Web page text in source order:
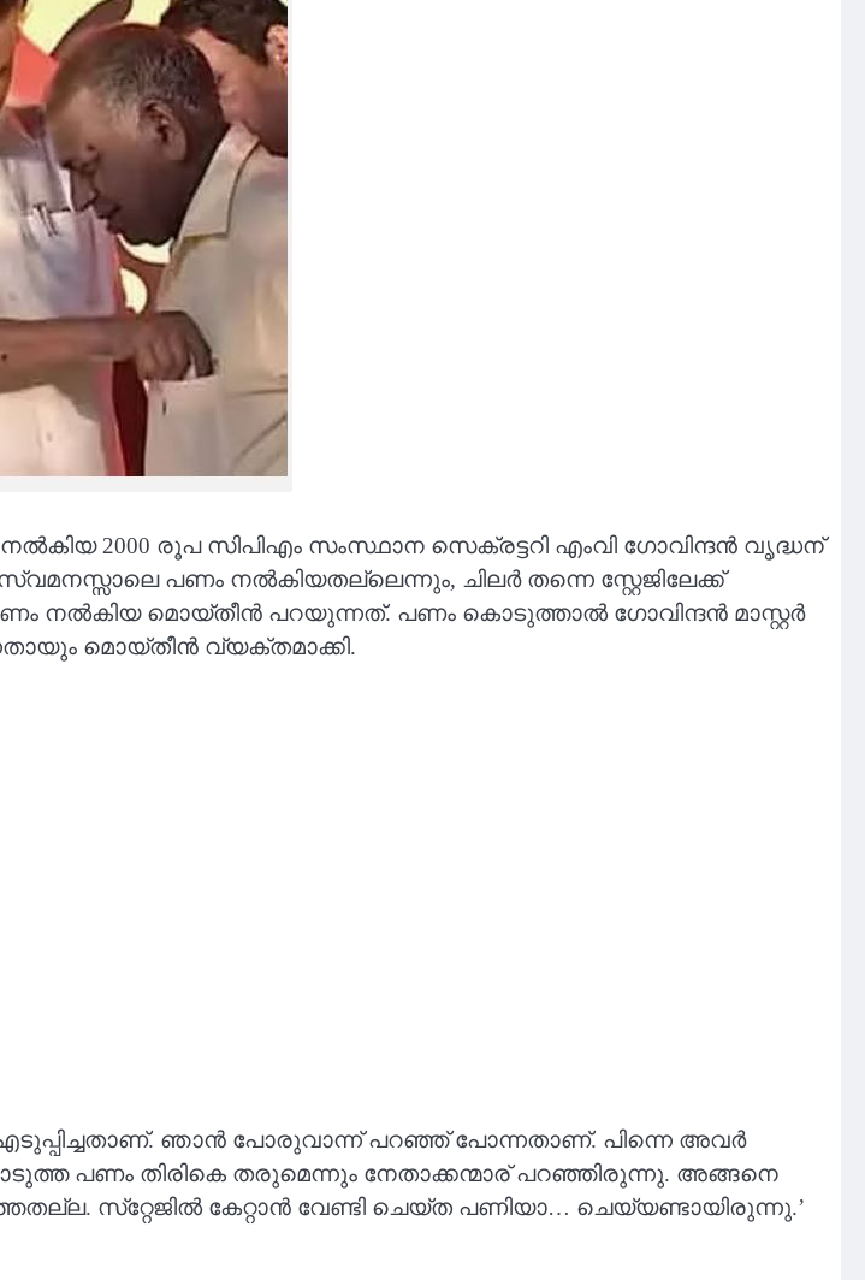
2000 രൂപ സിപിഎം സംസ്ഥാന സെക്രട്ടറി എംവി ഗോവിന്ദന്‍ വൃദ്ധന്
പണം നല്‍കിയതല്ലെന്നും, ചിലര്‍ തന്നെ സ്റ്റേജിലേക്ക്
മൊയ്തീന്‍ പറയുന്നത്. പണം കൊടുത്താല്‍ ഗോവിന്ദന്‍ മാസ്റ്റര്‍
മൊയ്തീന്‍ വ്യക്തമാക്കി.
ഞാന്‍ പോരുവാന്ന് പറഞ്ഞ് പോന്നതാണ്. പിന്നെ അവര്‍
പണം തിരികെ തരുമെന്നും നേതാക്കന്മാര് പറഞ്ഞിരുന്നു. അങ്ങനെ
സ്‌റ്റേജില്‍ കേറ്റാന്‍ വേണ്ടി ചെയ്ത പണിയാ… ചെയ്യണ്ടായിരുന്നു.’